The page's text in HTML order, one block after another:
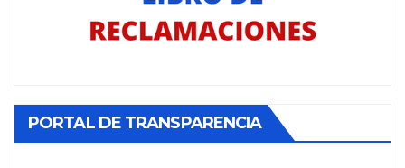
PORTAL DE TRANSPARENCIA